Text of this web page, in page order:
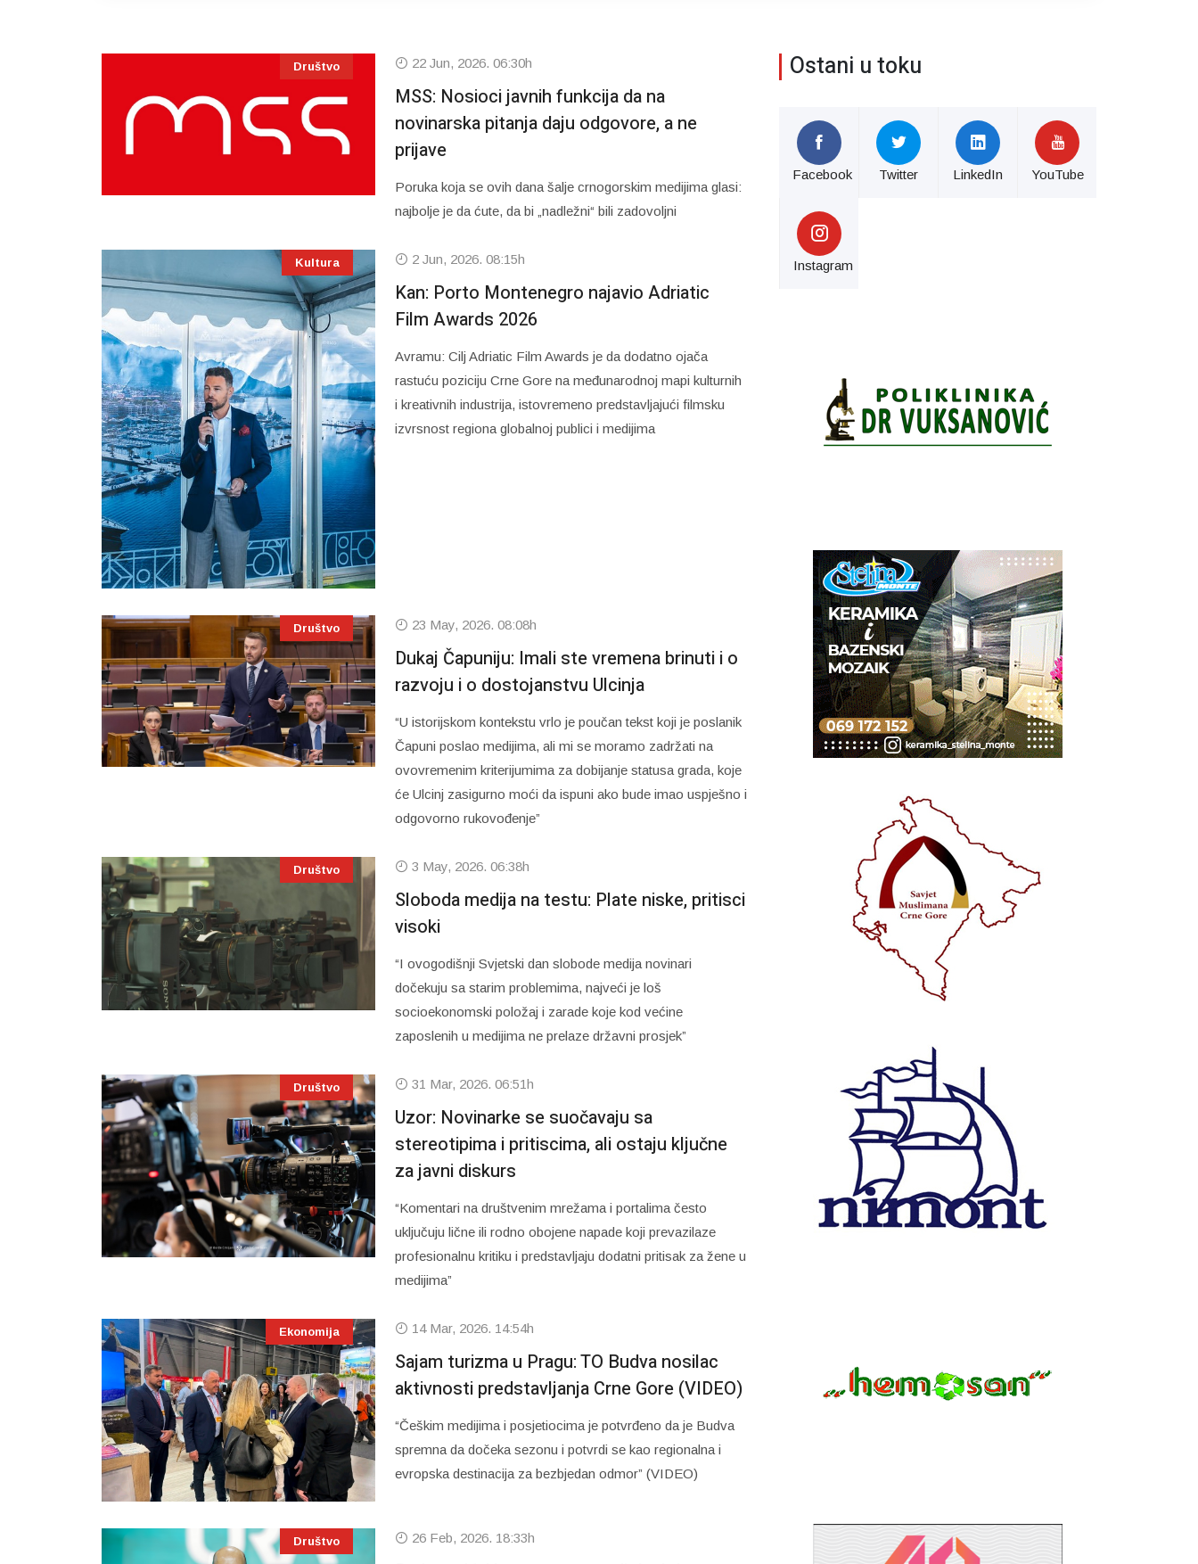
Društvo 22 Jun, 2026. 06:30h
MSS: Nosioci javnih funkcija da na
novinarska pitanja daju odgovore, a ne
prijave
Poruka koja se ovih dana šalje crnogorskim medijima glasi:
najbolje je da ćute, da bi „nadležni“ bili zadovoljni
Kultura 2 Jun, 2026. 08:15h
Kan: Porto Montenegro najavio Adriatic
Film Awards 2026
Avramu: Cilj Adriatic Film Awards je da dodatno ojača
rastuću poziciju Crne Gore na međunarodnoj mapi kulturnih
i kreativnih industrija, istovremeno predstavljajući filmsku
izvrsnost regiona globalnoj publici i medijima
Društvo 23 May, 2026. 08:08h
Dukaj Čapuniju: Imali ste vremena brinuti i o
razvoju i o dostojanstvu Ulcinja
“U istorijskom kontekstu vrlo je poučan tekst koji je poslanik
Čapuni poslao medijima, ali mi se moramo zadržati na
ovovremenim kriterijumima za dobijanje statusa grada, koje
će Ulcinj zasigurno moći da ispuni ako bude imao uspješno i
odgovorno rukovođenje”
Društvo 3 May, 2026. 06:38h
Sloboda medija na testu: Plate niske, pritisci
visoki
“I ovogodišnji Svjetski dan slobode medija novinari
dočekuju sa starim problemima, najveći je loš
socioekonomski položaj i zarade koje kod većine
zaposlenih u medijima ne prelaze državni prosjek”
Društvo 31 Mar, 2026. 06:51h
Uzor: Novinarke se suočavaju sa
stereotipima i pritiscima, ali ostaju ključne
za javni diskurs
“Komentari na društvenim mrežama i portalima često
uključuju lične ili rodno obojene napade koji prevazilaze
profesionalnu kritiku i predstavljaju dodatni pritisak za žene u
medijima”
Ekonomija 14 Mar, 2026. 14:54h
Sajam turizma u Pragu: TO Budva nosilac
aktivnosti predstavljanja Crne Gore (VIDEO)
“Češkim medijima i posjetiocima je potvrđeno da je Budva
spremna da dočeka sezonu i potvrdi se kao regionalna i
evropska destinacija za bezbjedan odmor” (VIDEO)
Društvo 26 Feb, 2026. 18:33h
Ostani u toku
Facebook Twitter LinkedIn YouTube
Instagram